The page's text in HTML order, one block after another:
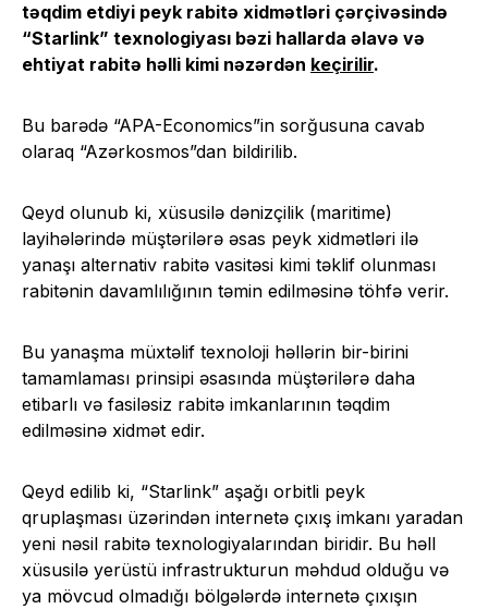
təqdim etdiyi peyk rabitə xidmətləri çərçivəsində
“Starlink” texnologiyası bəzi hallarda əlavə və
ehtiyat rabitə həlli kimi nəzərdən keçirilir.
Bu barədə “APA-Economics”in sorğusuna cavab
olaraq “Azərkosmos”dan bildirilib.
Qeyd olunub ki, xüsusilə dənizçilik (maritime)
layihələrində müştərilərə əsas peyk xidmətləri ilə
yanaşı alternativ rabitə vasitəsi kimi təklif olunması
rabitənin davamlılığının təmin edilməsinə töhfə verir.
Bu yanaşma müxtəlif texnoloji həllərin bir-birini
tamamlaması prinsipi əsasında müştərilərə daha
etibarlı və fasiləsiz rabitə imkanlarının təqdim
edilməsinə xidmət edir.
Qeyd edilib ki, “Starlink” aşağı orbitli peyk
qruplaşması üzərindən internetə çıxış imkanı yaradan
yeni nəsil rabitə texnologiyalarından biridir. Bu həll
xüsusilə yerüstü infrastrukturun məhdud olduğu və
ya mövcud olmadığı bölgələrdə internetə çıxışın